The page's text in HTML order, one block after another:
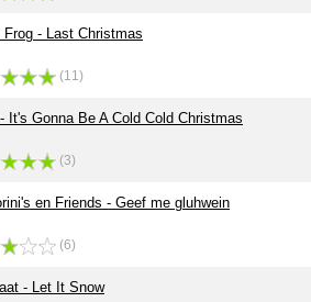
Frog - Last Christmas
(11)
It's Gonna Be A Cold Cold Christmas
(3)
en Friends - Geef me gluhwein
(6)
- Let It Snow